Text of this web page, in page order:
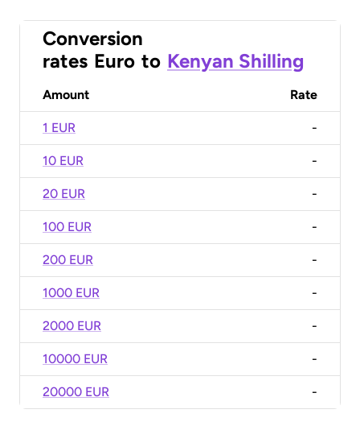
Conversion
rates Euro to Kenyan Shilling
Amount Rate
1 EUR -
10 EUR -
20 EUR -
100 EUR -
200 EUR -
1000 EUR -
2000 EUR -
10000 EUR -
20000 EUR -